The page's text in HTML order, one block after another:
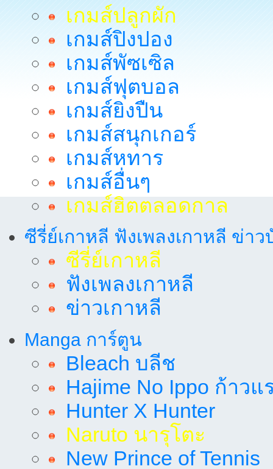
เกมส์ปลูกผัก
เกมส์ปิงปอง
เกมส์พัซเซิล
เกมส์ฟุตบอล
เกมส์ยิงปืน
เกมส์สนุกเกอร์
เกมส์หทาร
เกมส์อื่นๆ
เกมส์ฮิตตลอดกาล
ซีรี่ย์เกาหลี ฟังเพลงเกาหลี ข่าว
ซีรี่ย์เกาหลี
ฟังเพลงเกาหลี
ข่าวเกาหลี
Manga การ์ตูน
Bleach บลีช
Hajime No Ippo ก้าวแ
Hunter X Hunter
Naruto นารุโตะ
New Prince of Tennis